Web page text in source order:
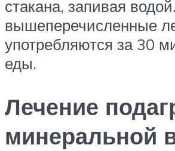
стакана, запивая
вышеперечисленные
употребляются за 30
еды.
Лечение
минеральной